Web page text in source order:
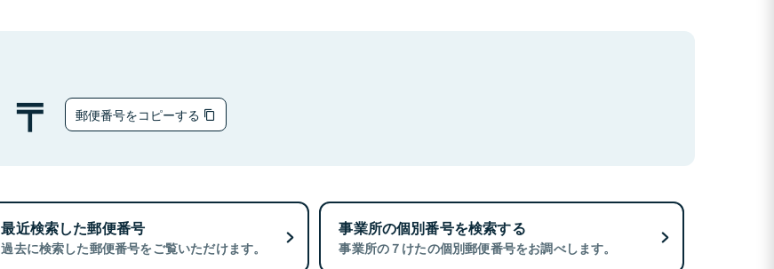
郵便番号をコピーする
最近検索した郵便番号
過去に検索した郵便番号をご覧いただけます。
事業所の個別番号を検索する
事業所の７けたの個別郵便番号をお調べします。